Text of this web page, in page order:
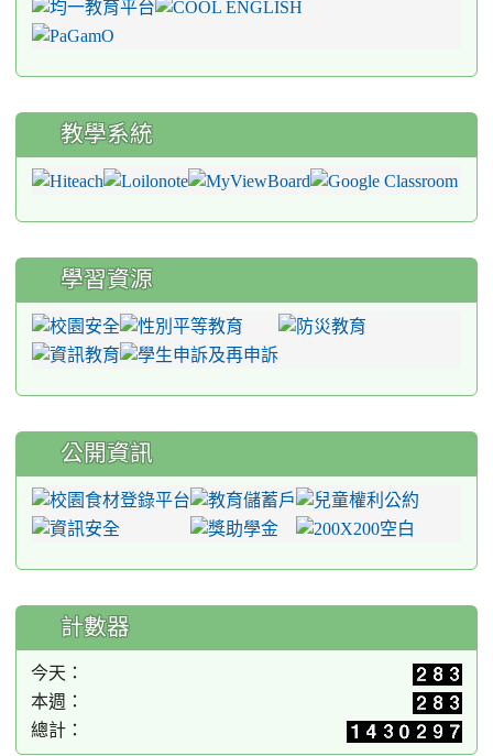
教學系統
學習資源
公開資訊
計數器
今天：
本週：
總計：